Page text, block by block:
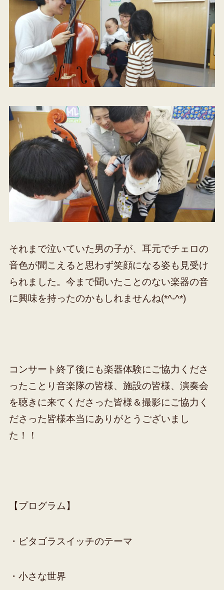
それまで泣いていた男の子が、耳元でチェロの
音色が聞こえると思わず笑顔になる姿も見受け
られました。今まで聞いたことのない楽器の音
に興味を持ったのかもしれませんね(*^-^*)
コンサート終了後にも楽器体験にご協力くださ
ったことり音楽隊の皆様、施設の皆様、演奏会
を聴きに来てくださった皆様＆撮影にご協力く
ださった皆様本当にありがとうございまし
た！！
【プログラム】
・ピタゴラスイッチのテーマ
・小さな世界